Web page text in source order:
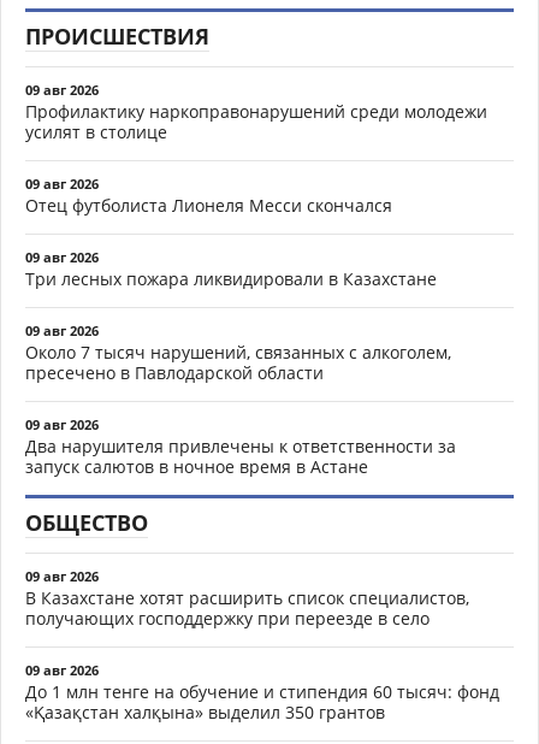
ПРОИСШЕСТВИЯ
09 авг 2026
Профилактику наркоправонарушений среди молодежи
усилят в столице
09 авг 2026
Отец футболиста Лионеля Месси скончался
09 авг 2026
Три лесных пожара ликвидировали в Казахстане
09 авг 2026
Около 7 тысяч нарушений, связанных с алкоголем,
пресечено в Павлодарской области
09 авг 2026
Два нарушителя привлечены к ответственности за
запуск салютов в ночное время в Астане
ОБЩЕСТВО
09 авг 2026
В Казахстане хотят расширить список специалистов,
получающих господдержку при переезде в село
09 авг 2026
До 1 млн тенге на обучение и стипендия 60 тысяч: фонд
«Қазақстан халқына» выделил 350 грантов